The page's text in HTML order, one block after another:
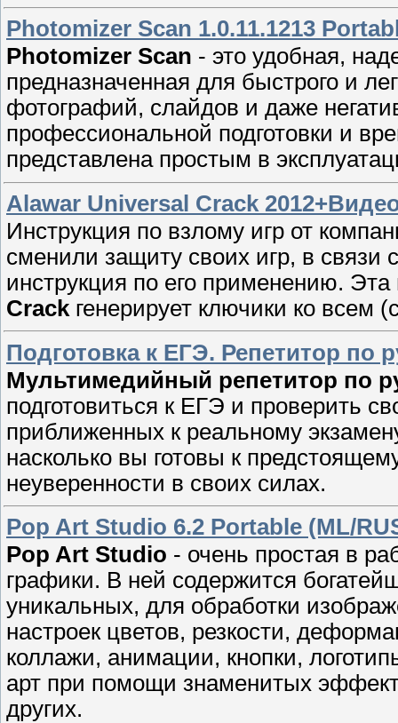
Photomizer Scan 1.0.11.1213
Photomizer Scan - это удобная,
предназначенная для быстрого и
фотографий, слайдов и даже
профессиональной подготовки и
представлена простым в
Alawar Universal Crack
Инструкция по взлому игр от
сменили защиту своих игр, в связи
инструкция по его применению.
Crack генерирует ключики ко
Подготовка к ЕГЭ. Репетитор по
Мультимедийный репетитор по
подготовиться к ЕГЭ и проверить
приближенных к реальному
насколько вы готовы к
неуверенности в своих силах.
Pop Art Studio 6.2 Portable (ML/
Pop Art Studio - очень простая в
графики. В ней содержится
уникальных, для обработки
настроек цветов, резкости,
коллажи, анимации, кнопки,
арт при помощи знаменитых
других.